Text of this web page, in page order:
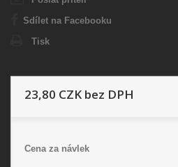
Sdílet na Facebooku
Tisk
23,80 CZK bez DPH
Cena za návlek